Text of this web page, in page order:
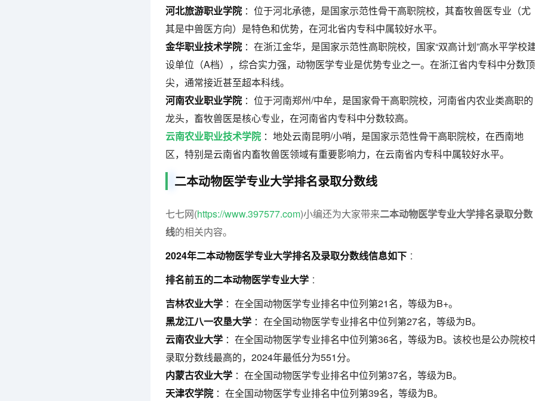
河北旅游职业学院 ：位于河北承德，是国家示范性骨干高职院校，其畜牧兽医专业（尤
其是中兽医方向）是特色和优势，在河北省内专科中属较好水平。
金华职业技术学院 ：在浙江金华，是国家示范性高职院校，国家“双高计划”高水平学校
设单位（A档），综合实力强，动物医学专业是优势专业之一。在浙江省内专科中分数顶
尖，通常接近甚至超本科线。
河南农业职业学院 ：位于河南郑州/中牟，是国家骨干高职院校，河南省内农业类高职的
龙头，畜牧兽医是核心专业，在河南省内专科中分数较高。
云南农业职业技术学院 ：地处云南昆明/小哨，是国家示范性骨干高职院校，在西南地
区，特别是云南省内畜牧兽医领域有重要影响力，在云南省内专科中属较好水平。
二本动物医学专业大学排名录取分数线
七七网(https://www.397577.com)小编还为大家带来二本动物医学专业大学排名录取分数
线的相关内容。
2024年二本动物医学专业大学排名及录取分数线信息如下 ：
排名前五的二本动物医学专业大学 ：
吉林农业大学 ：在全国动物医学专业排名中位列第21名，等级为B+。
黑龙江八一农垦大学 ：在全国动物医学专业排名中位列第27名，等级为B。
云南农业大学 ：在全国动物医学专业排名中位列第36名，等级为B。该校也是公办院校
录取分数线最高的，2024年最低分为551分。
内蒙古农业大学 ：在全国动物医学专业排名中位列第37名，等级为B。
天津农学院 ：在全国动物医学专业排名中位列第39名，等级为B。